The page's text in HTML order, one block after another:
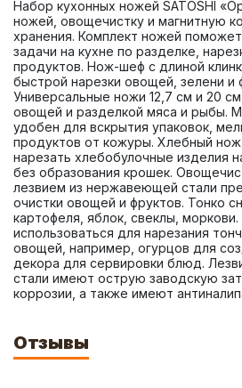
Набор кухонных ножей SATOSHI
ножей, овощечистку и магнитную
хранения. Комплект ножей
задачи на кухне по разделке,
продуктов. Нож-шеф с длиной
быстрой нарезки овощей, зелени и
Универсальные ножи 12,7 см и 20
овощей и разделкой мяса и рыбы.
удобен для вскрытия упаковок,
продуктов от кожуры. Хлебный
нарезать хлебобулочные изделия
без образования крошек.
лезвием из нержавеющей стали
очистки овощей и фруктов. Тонко
картофеля, яблок, свеклы,
использоваться для нарезания
овощей, например, огурцов для
декора для сервировки блюд.
стали имеют острую заводскую
коррозии, а также имеют
Отзывы